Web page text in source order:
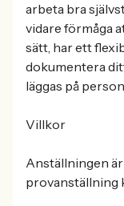
arbeta bra
vidare förmåga
sätt, har ett
dokumentera
läggas på
Villkor
Anställningen
provanställning